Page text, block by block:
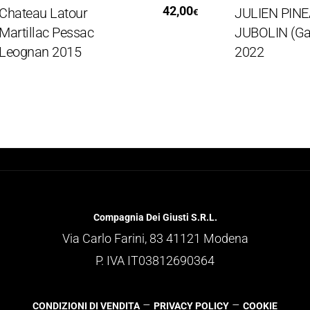
Latour
Pessac
2015
42,00€
JULIEN
JUBOLIN
2022
Compagnia Dei Giusti S.R.L.
Via Carlo Farini, 83 41121 Modena
P. IVA IT03812690364
CONDIZIONI DI VENDITA– PRIVACY POLICY – COOKIE